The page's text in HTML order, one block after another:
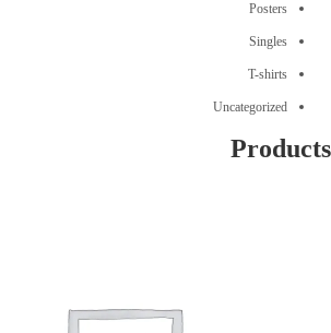
Posters
Singles
T-shirts
Uncategorized
Products